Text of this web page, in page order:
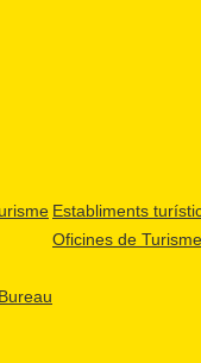
Establiments
Oficines de Turisme